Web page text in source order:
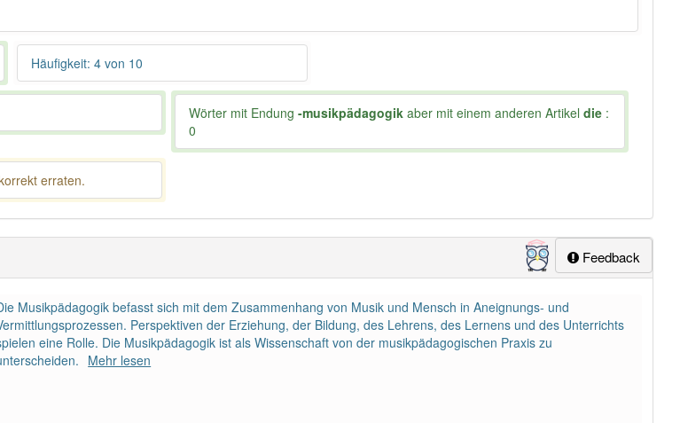
Häufigkeit: 4 von 10
Wörter mit Endung-musikpädagogik aber mit einem anderen Artikeldie :
0
erraten.
Feedback
Musikpädagogik befasst sich mit dem Zusammenhang von Musik und Mensch in Aneignungs- und
Perspektiven der Erziehung, der Bildung, des Lehrens, des Lernens und des Unterrichts
eine Rolle. Die Musikpädagogik ist als Wissenschaft von der musikpädagogischen Praxis zu
Mehr lesen